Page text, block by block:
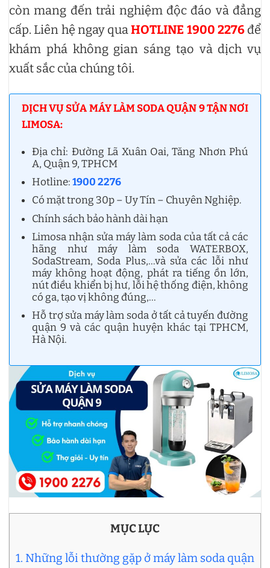
còn mang đến trải nghiệm độc đáo và đẳng
cấp. Liên hệ ngay quaHOTLINE 1900 2276để
khám phá không gian sáng tạo và dịch vụ
xuất sắc của chúng tôi.
DỊCH VỤ SỬA MÁY LÀM SODA QUẬN 9 TẬN NƠI
LIMOSA:
Địa chỉ: Đường Lã Xuân Oai, Tăng Nhơn Phú
A, Quận 9, TPHCM
Hotline:1900 2276
Có mặt trong 30p – Uy Tín – Chuyên Nghiệp.
Chính sách bảo hành dài hạn
Limosa nhận sửa máy làm soda của tất cả các
hãng như máy làm soda WATERBOX,
SodaStream, Soda Plus,…và sửa các lỗi như
máy không hoạt động, phát ra tiếng ồn lớn,
nút điều khiển bị hư, lỗi hệ thống điện, không
có ga, tạo vị không đúng,…
Hỗ trợ sửa máy làm soda ở tất cả tuyến đường
quận 9 và các quận huyện khác tại TPHCM,
Hà Nội.
MỤC LỤC
1. Những lỗi thường gặp ở máy làm soda quận